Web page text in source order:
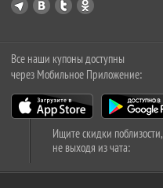
Все наши купоны доступны
через Мобильное Приложение:
Ищите скидки поблизости,
не выходя из чата: